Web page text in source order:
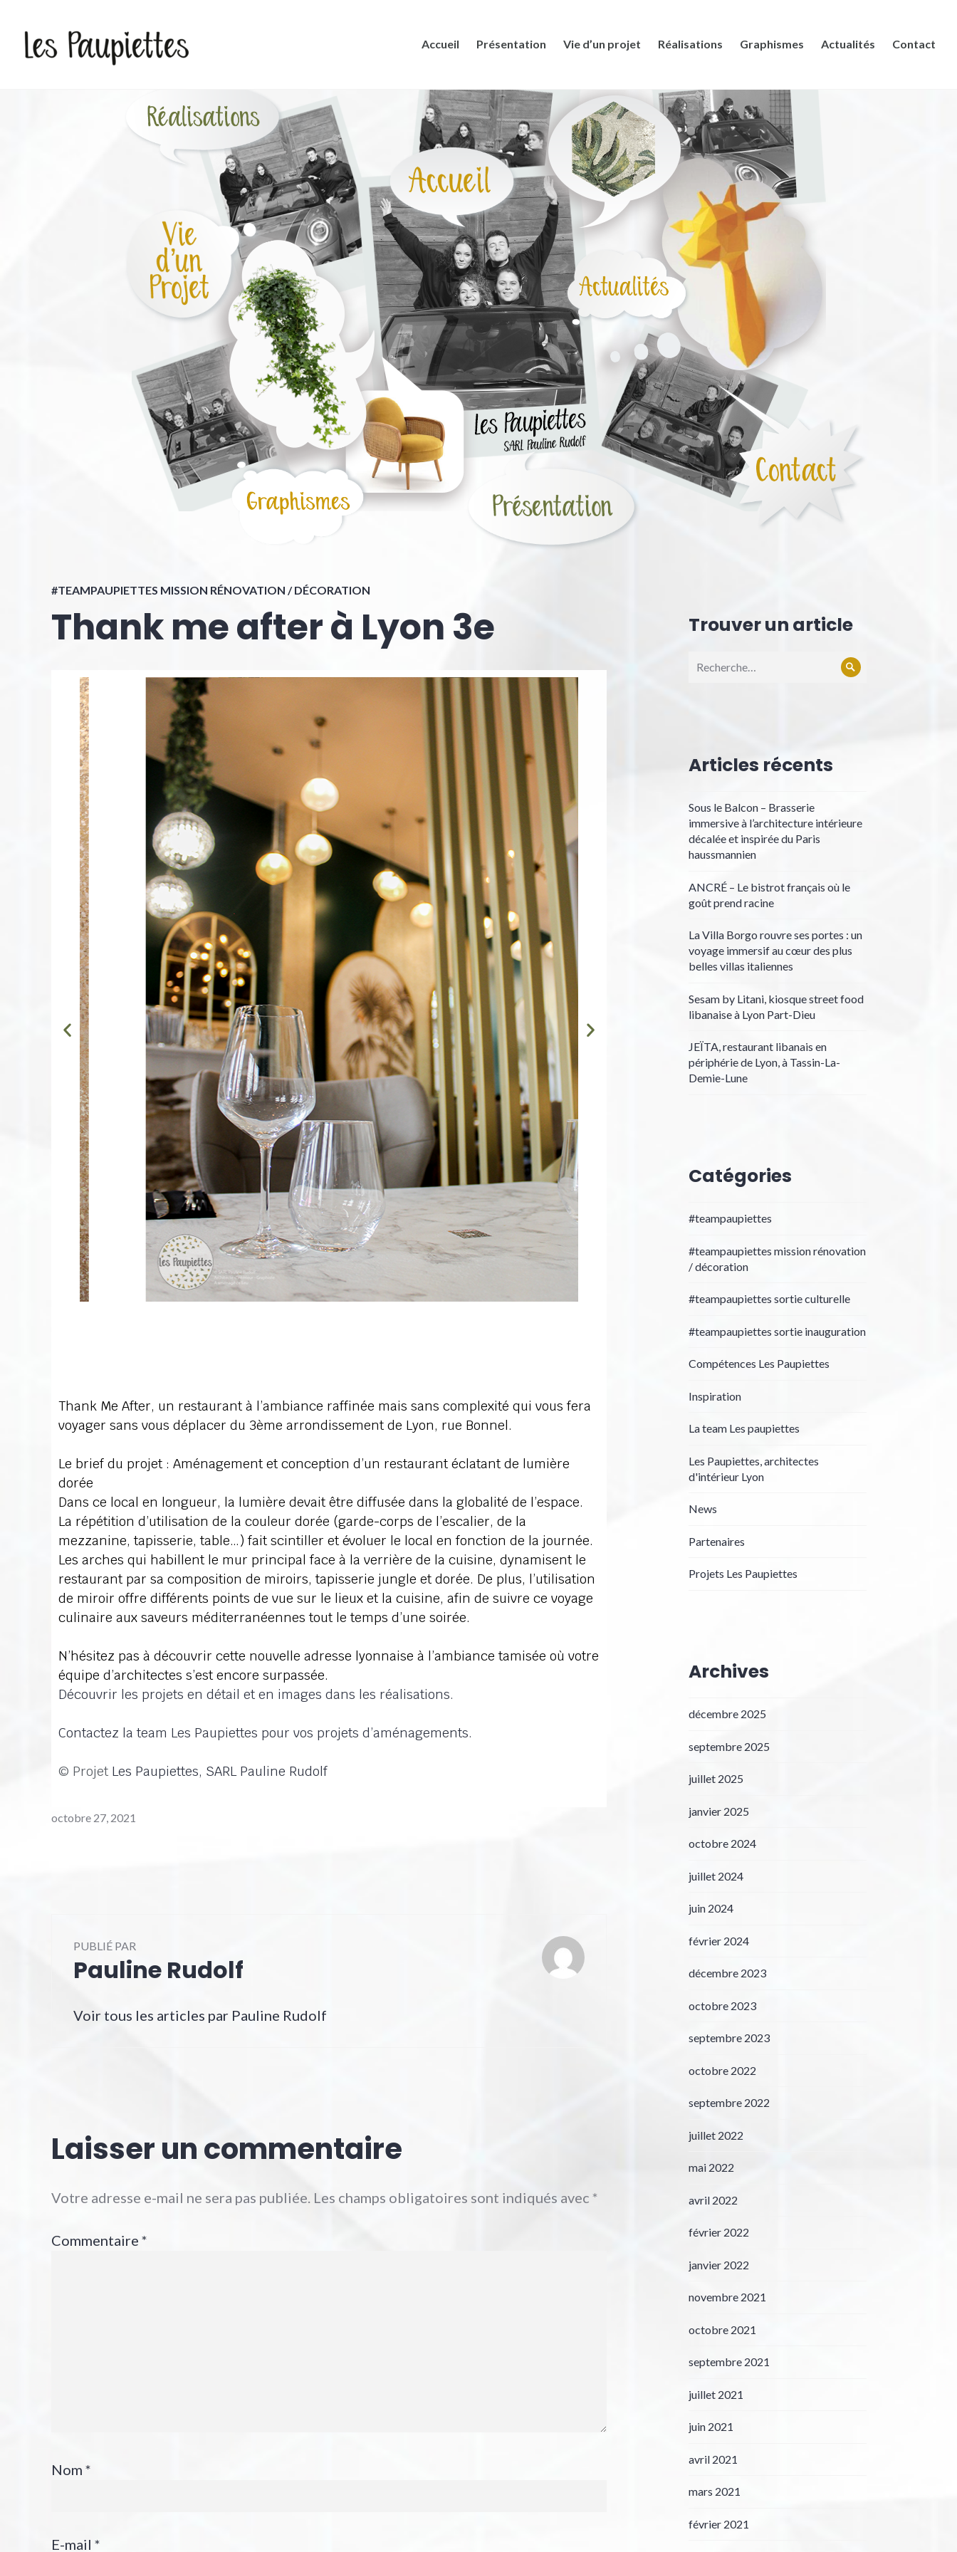
Accueil Présentation Vie d’un projet Réalisations Graphismes Actualités Contact
#TEAMPAUPIETTES MISSION RÉNOVATION / DÉCORATION
Thank me after à Lyon 3e
Thank Me After, un restaurant à l’ambiance raffinée mais sans complexité qui vous fera
voyager sans vous déplacer du 3ème arrondissement de Lyon, rue Bonnel.
Le brief du projet : Aménagement et conception d’un restaurant éclatant de lumière
dorée
Dans ce local en longueur, la lumière devait être diffusée dans la globalité de l’espace.
La répétition d’utilisation de la couleur dorée (garde-corps de l’escalier, de la
mezzanine, tapisserie, table…) fait scintiller et évoluer le local en fonction de la journée.
Les arches qui habillent le mur principal face à la verrière de la cuisine, dynamisent le
restaurant par sa composition de miroirs, tapisserie jungle et dorée. De plus, l’utilisation
de miroir offre différents points de vue sur le lieux et la cuisine, afin de suivre ce voyage
culinaire aux saveurs méditerranéennes tout le temps d’une soirée.
N’hésitez pas à découvrir cette nouvelle adresse lyonnaise à l’ambiance tamisée où votre
équipe d’architectes s’est encore surpassée.
Découvrir les projets en détail et en images dans les réalisations.
Contactez la team Les Paupiettes pour vos projets d’aménagements.
© Projet Les Paupiettes, SARL Pauline Rudolf
octobre 27, 2021
PUBLIÉ PAR
Pauline Rudolf
Voir tous les articles par Pauline Rudolf
Laisser un commentaire
Votre adresse e-mail ne sera pas publiée. Les champs obligatoires sont indiqués avec *
Commentaire *
Nom *
E-mail *
Trouver un article
Articles récents
Sous le Balcon – Brasserie
immersive à l’architecture intérieure
décalée et inspirée du Paris
haussmannien
ANCRÉ – Le bistrot français où le
goût prend racine
La Villa Borgo rouvre ses portes : un
voyage immersif au cœur des plus
belles villas italiennes
Sesam by Litani, kiosque street food
libanaise à Lyon Part-Dieu
JEÏTA, restaurant libanais en
périphérie de Lyon, à Tassin-La-
Demie-Lune
Catégories
#teampaupiettes
#teampaupiettes mission rénovation
/ décoration
#teampaupiettes sortie culturelle
#teampaupiettes sortie inauguration
Compétences Les Paupiettes
Inspiration
La team Les paupiettes
Les Paupiettes, architectes
d'intérieur Lyon
News
Partenaires
Projets Les Paupiettes
Archives
décembre 2025
septembre 2025
juillet 2025
janvier 2025
octobre 2024
juillet 2024
juin 2024
février 2024
décembre 2023
octobre 2023
septembre 2023
octobre 2022
septembre 2022
juillet 2022
mai 2022
avril 2022
février 2022
janvier 2022
novembre 2021
octobre 2021
septembre 2021
juillet 2021
juin 2021
avril 2021
mars 2021
février 2021